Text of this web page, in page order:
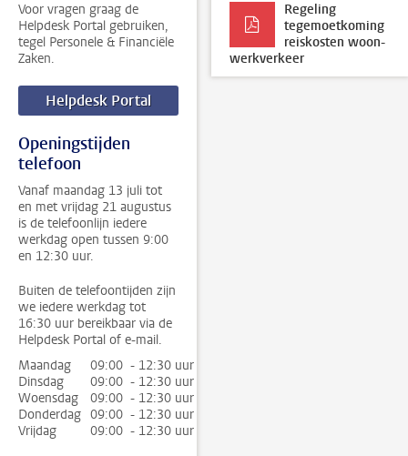
Voor vragen graag de
Helpdesk Portal gebruiken,
tegel Personele & Financiële
Zaken.
Helpdesk Portal
Openingstijden
telefoon
Vanaf maandag 13 juli tot
en met vrijdag 21 augustus
is de telefoonlijn iedere
werkdag open tussen 9:00
en 12:30 uur.
Buiten de telefoontijden zijn
we iedere werkdag tot
16:30 uur bereikbaar via de
Helpdesk Portal of e-mail.
Maandag
09:00 - 12:30 uur
Dinsdag
09:00 - 12:30 uur
Woensdag
09:00 - 12:30 uur
Donderdag 09:00 - 12:30 uur
Vrijdag
09:00 - 12:30 uur
Regeling
tegemoetkoming
reiskosten woon-
werkverkeer